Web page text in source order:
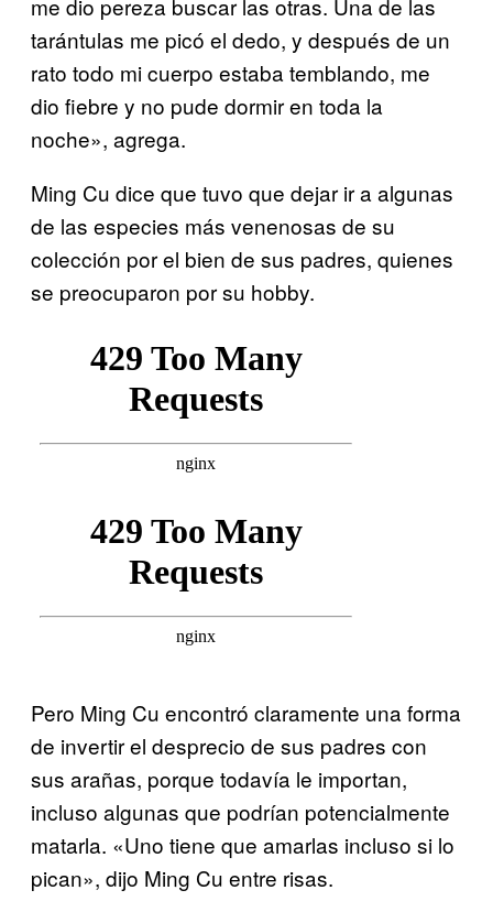
tarántulas me picó el dedo, y después de un
rato todo mi cuerpo estaba temblando, me
dio fiebre y no pude dormir en toda la
noche», agrega.
Ming Cu dice que tuvo que dejar ir a algunas
de las especies más venenosas de su
colección por el bien de sus padres, quienes
se preocuparon por su hobby.
Pero Ming Cu encontró claramente una forma
de invertir el desprecio de sus padres con
sus arañas, porque todavía le importan,
incluso algunas que podrían potencialmente
matarla. «Uno tiene que amarlas incluso si lo
pican», dijo Ming Cu entre risas.